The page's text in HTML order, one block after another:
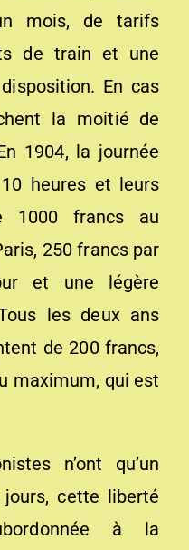
mois, de tarifs
de train et une
En cas
la moitié de
1904, la journée
heures et leurs
1000 francs au
250 francs par
et une légère
les deux ans
de 200 francs,
maximum, qui est
n’ont qu’un
cette liberté
à la